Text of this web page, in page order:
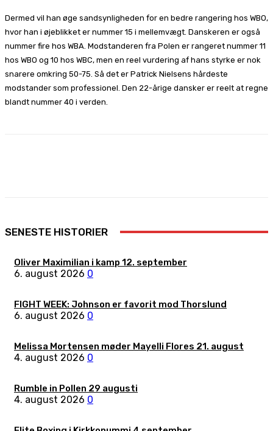
Dermed vil han øge sandsynligheden for en bedre rangering hos WBO,
hvor han i øjeblikket er nummer 15 i mellemvægt. Danskeren er også
nummer fire hos WBA. Modstanderen fra Polen er rangeret nummer 11
hos WBO og 10 hos WBC, men en reel vurdering af hans styrke er nok
snarere omkring 50-75. Så det er Patrick Nielsens hårdeste
modstander som professionel. Den 22-årige dansker er reelt at regne
blandt nummer 40 i verden.
SENESTE HISTORIER
Oliver Maximilian i kamp 12. september
6. august 2026 0
FIGHT WEEK: Johnson er favorit mod Thorslund
6. august 2026 0
Melissa Mortensen møder Mayelli Flores 21. august
4. august 2026 0
Rumble in Pollen 29 augusti
4. august 2026 0